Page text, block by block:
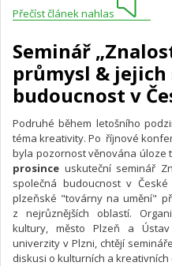
Přečíst článek nahlas
Seminář
průmysl & jejich
budoucnost v
Podruhé během letošního
téma kreativity. Po říjnové
byla pozornost věnována úloze
prosince uskuteční seminář
společná budoucnost v
plzeňské "továrny na umění"
z nejrůznějších oblastí.
kultury, město Plzeň a
univerzity v Plzni, chtějí
diskusi o kulturních a kreativních